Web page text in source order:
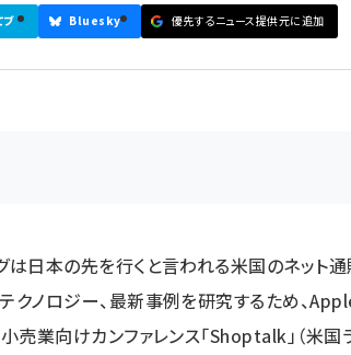
ブ Bluesky 優先するニュース提供元に追加
は日本の先を行くと言われる米国のネット
クノロジー、最新事例を研究するため、
業向けカンファレンス「Shoptalk」（米国
参加登録はこちら↑